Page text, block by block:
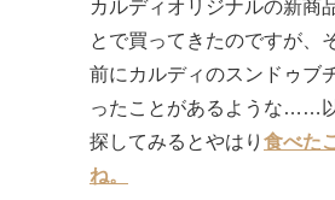
カルディオリジナルの新商
とで買ってきたのですが、
前にカルディのスンドゥブ
ったことがあるような……
探してみるとやはり 食べた
ね。